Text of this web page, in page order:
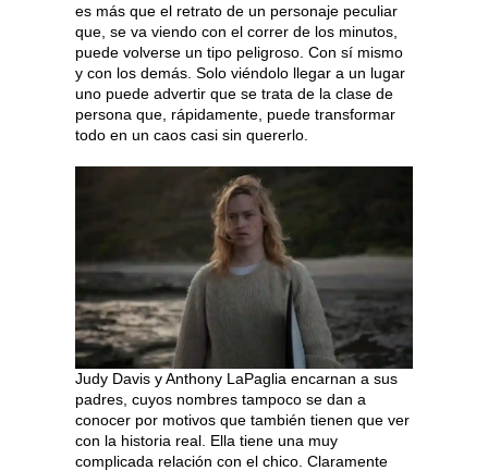
es más que el retrato de un personaje peculiar
que, se va viendo con el correr de los minutos,
puede volverse un tipo peligroso. Con sí mismo
y con los demás. Solo viéndolo llegar a un lugar
uno puede advertir que se trata de la clase de
persona que, rápidamente, puede transformar
todo en un caos casi sin quererlo.
Judy Davis y Anthony LaPaglia encarnan a sus
padres, cuyos nombres tampoco se dan a
conocer por motivos que también tienen que ver
con la historia real. Ella tiene una muy
complicada relación con el chico. Claramente